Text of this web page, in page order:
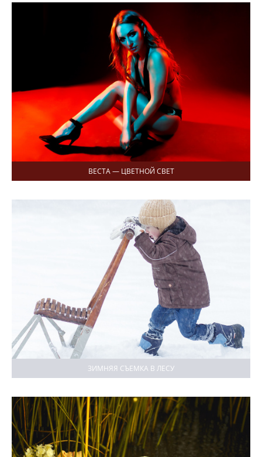
ВЕСТА — ЦВЕТНОЙ СВЕТ
ЗИМНЯЯ СЪЕМКА В ЛЕСУ